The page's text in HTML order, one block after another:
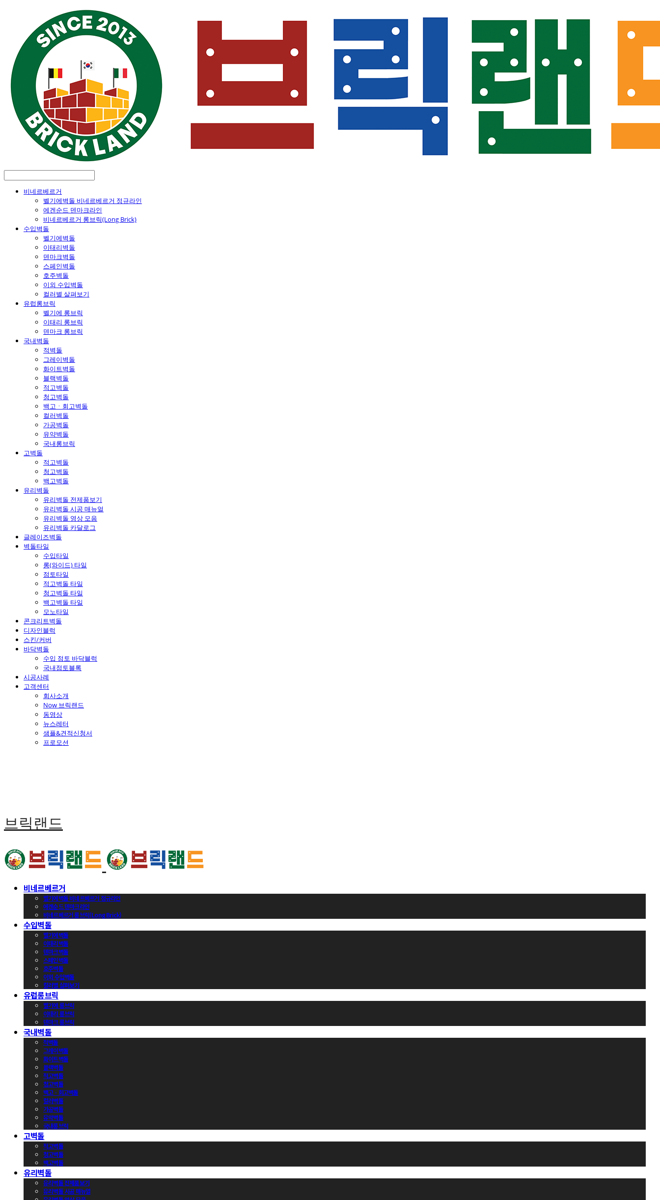
비네르베르거
벨기에벽돌 비네르베르거 정규라인
에겐순드 덴마크라인
비네르베르거 롱브릭(Long Brick)
수입벽돌
벨기에벽돌
이태리벽돌
덴마크벽돌
스페인벽돌
호주벽돌
이외 수입벽돌
컬러별 살펴보기
유럽롱브릭
벨기에 롱브릭
이태리 롱브릭
덴마크 롱브릭
국내벽돌
적벽돌
그레이벽돌
화이트벽돌
블랙벽돌
적고벽돌
청고벽돌
백고ㆍ회고벽돌
컬러벽돌
가공벽돌
유약벽돌
국내롱브릭
고벽돌
적고벽돌
청고벽돌
백고벽돌
유리벽돌
유리벽돌 전제품보기
유리벽돌 시공 매뉴얼
유리벽돌 영상 모음
유리벽돌 카달로그
글레이즈벽돌
벽돌타일
수입타일
롱(와이드) 타일
점토타일
적고벽돌 타일
청고벽돌 타일
백고벽돌 타일
모노타일
콘크리트벽돌
디자인블럭
스킨/커버
바닥벽돌
수입 점토 바닥블럭
국내점토블록
시공사례
고객센터
회사소개
Now 브릭랜드
동영상
뉴스레터
샘플&견적신청서
프로모션
브릭랜드
비네르베르거
벨기에벽돌 비네르베르거 정규라인
에겐순드 덴마크라인
비네르베르거 롱브릭(Long Brick)
수입벽돌
벨기에벽돌
이태리벽돌
덴마크벽돌
스페인벽돌
호주벽돌
이외 수입벽돌
컬러별 살펴보기
유럽롱브릭
벨기에 롱브릭
이태리 롱브릭
덴마크 롱브릭
국내벽돌
적벽돌
그레이벽돌
화이트벽돌
블랙벽돌
적고벽돌
청고벽돌
백고ㆍ회고벽돌
컬러벽돌
가공벽돌
유약벽돌
국내롱브릭
고벽돌
적고벽돌
청고벽돌
백고벽돌
유리벽돌
유리벽돌 전제품보기
유리벽돌 시공 매뉴얼